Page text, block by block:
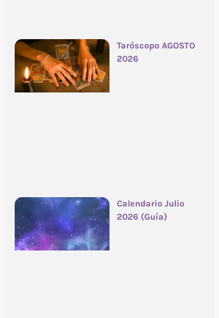
Taróscopo AGOSTO
2026
Calendario Julio
2026 (Guía)